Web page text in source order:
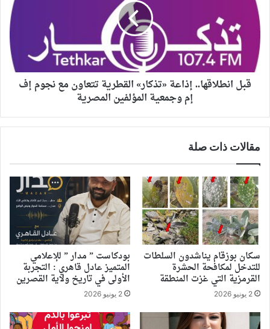
قبل انطلاقها.. إذاعة «تذكار» القطرية تتعاون مع نجوم إف
إم وجمعية المؤلفين المصرية
مقالات ذات صلة
سكان بوزقام يناشدون السلطات
للتدخل لمكافحة الحشرة
القرمزية التي غزت المنطقة
2 يونيو 2026
بودكاست ” مدار ” للإعلامي
المتميز عادل قاهري : التجربة
الأولى في تاريخ ولاية القصرين
2 يونيو 2026